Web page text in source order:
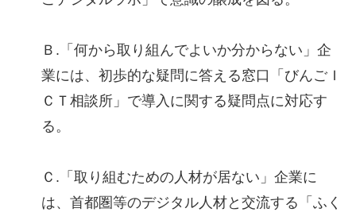
Ｂ.「何から取り組んでよいか分からない」企
業には、初歩的な疑問に答える窓口「びんごＩ
ＣＴ相談所」で導入に関する疑問点に対応す
る。
Ｃ.「取り組むための人材が居ない」企業に
は、首都圏等のデジタル人材と交流する「ふく